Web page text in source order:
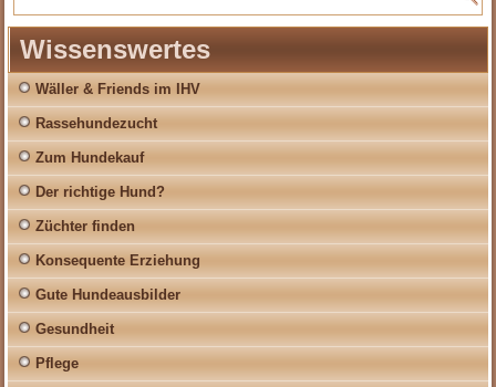
Wissenswertes
Wäller & Friends im IHV
Rassehundezucht
Zum Hundekauf
Der richtige Hund?
Züchter finden
Konsequente Erziehung
Gute Hundeausbilder
Gesundheit
Pflege